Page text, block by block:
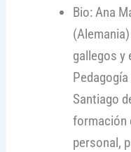
Bio: Ana
gallegos y
Santiago
formación
personal,